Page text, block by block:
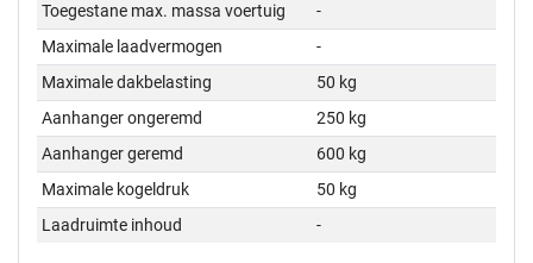
Toegestane max. massa voertuig
-
Maximale laadvermogen
-
Maximale dakbelasting
50 kg
Aanhanger ongeremd
250 kg
Aanhanger geremd
600 kg
Maximale kogeldruk
50 kg
Laadruimte inhoud
-